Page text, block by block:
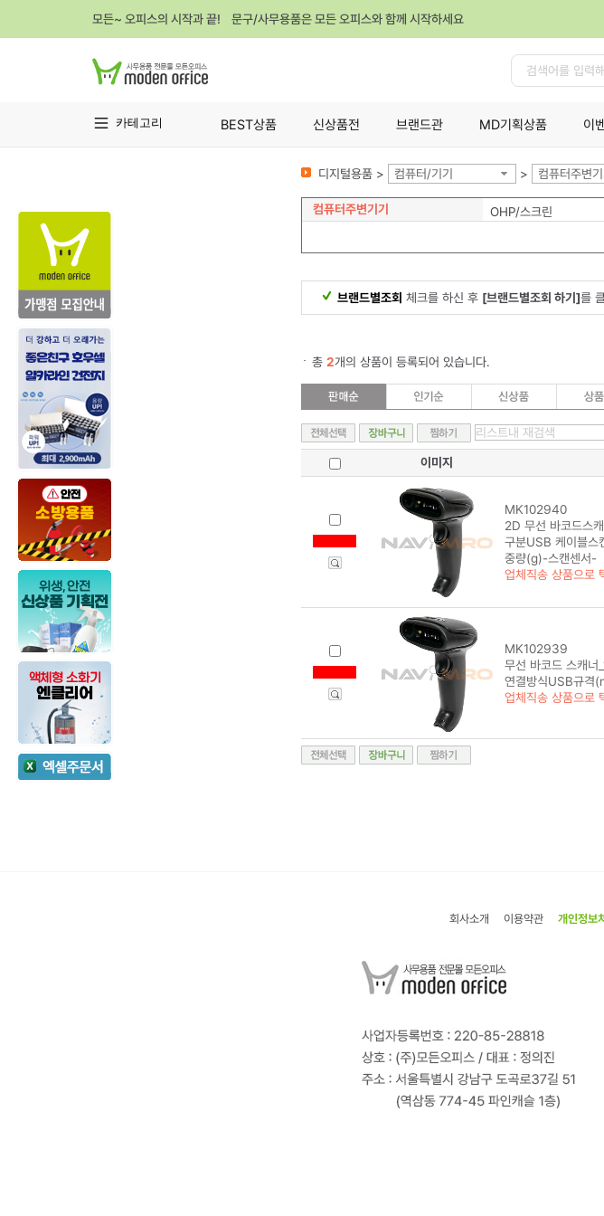
모든~ 오피스의 시작과 끝! 문구/사무용품은 모든 오피스와 함께 시작하세요
카테고리 BEST상품 신상품전 브랜드관 MD기획상품 이
디지털용품 > 컴퓨터/기기 > 컴퓨터주변기
컴퓨터주변기기 OHP/스크린
브랜드별조회 체크를 하신 후 [브랜드별조회 하기]를
총 2개의 상품이 등록되어 있습니다.
이미지
MK102940
2D 무선 바코드스
구분USB 케이블
중량(g)-스캔센서-
업체직송 상품으로
MK102939
무선 바코드 스캐너
연결방식USB규
업체직송 상품으로
회사소개 이용약관 개인정보